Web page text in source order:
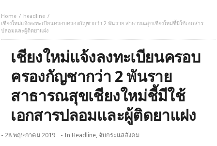
Home
headline
เชียงใหม่แจ้งลงทะเบียนครอบครองกัญชากว่า 2 พันราย สาธารณสุขเชียงใหม่ชี้มีใช้เอกสาร
ปลอมและผู้ติดยาแฝง
เชียงใหม่แจ้งลงทะเบียนครอบ
ครองกัญชากว่า 2 พันราย
สาธารณสุขเชียงใหม่ชี้มีใช้
เอกสารปลอมและผู้ติดยาแฝง
- 28 พฤษภาคม 2019 - InHeadline, จับกระแสสังคม